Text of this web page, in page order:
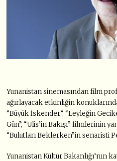
Yunanistan sinemasından film
ağırlayacak etkinliğin
“Büyük İskender”,“Leyleğin
Gün”,“Ulis’in Bakışı” filmlerinin
“Bulutları Beklerken”in senaristi
Yunanistan Kültür Bakanlığı’nın